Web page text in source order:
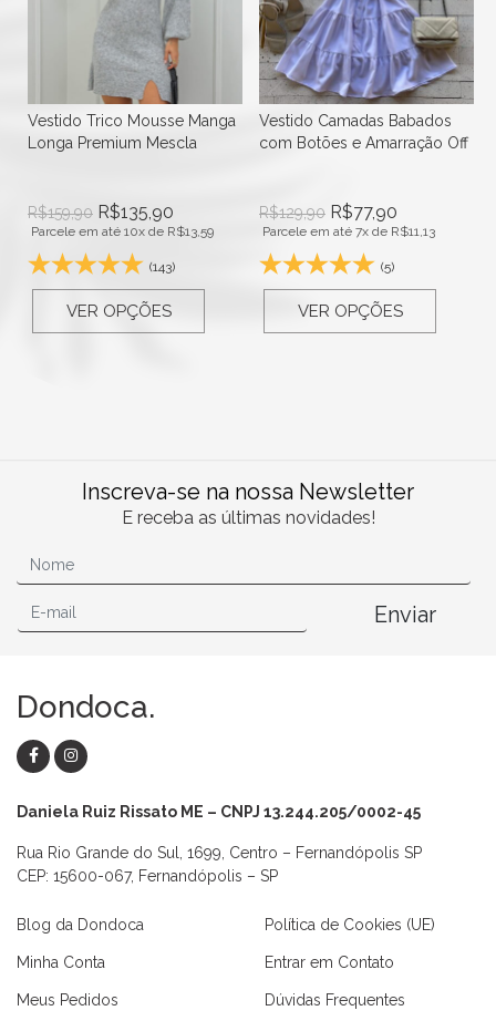
Vestido Trico Mousse Manga
Longa Premium Mescla
R$159,90 R$135,90
Parcele em até 10x de R$13,59
(143)
VER OPÇÕES
Vestido Camadas Babados
com Botões e Amarração Off
R$129,90 R$77,90
Parcele em até 7x de R$11,13
(5)
VER OPÇÕES
Inscreva-se na nossa Newsletter
E receba as últimas novidades!
Enviar
Dondoca.
Daniela Ruiz Rissato ME – CNPJ 13.244.205/0002-45
Rua Rio Grande do Sul, 1699, Centro – Fernandópolis SP
CEP: 15600-067, Fernandópolis – SP
Blog da Dondoca
Minha Conta
Meus Pedidos
Política de Cookies (UE)
Entrar em Contato
Dúvidas Frequentes